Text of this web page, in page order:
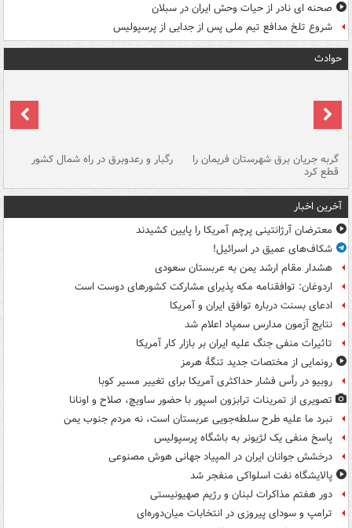
صحنه ای نادر از حیات وحش ایران در سبلان
شروع تلخ مدافع تیم ملی پس از جدایی از پرسپولیس
حوادث
گربه جریان برق شهرستان فریمان را
قطع کرد
رگبار و رعدوبرق در راه شمال کشور
آخرین اخبار
معترضان آرژانتینی پرچم آمریکا را پایین کشیدند
شکاف‌های عمیق در اسرائیل!
هشدار مقام ارشد یمن به عربستان سعودی
اردوغان: توافقنامه مکه پذیرای مشارکت کشورهای دوست است
ادعای بسنت درباره توافق ایران و آمریکا
نتایج آزمون مدارس سمپاد اعلام شد
تاثیرات منفی جنگ علیه ایران بر بازار کار آمریکا
رونمایی از مختصات جدید تنگۀ هرمز
روبیو در رأس فشار حداکثری آمریکا برای تغییر مسیر کوبا
تصویری از تمرینات ترابزون اسپور با حضور ساویچ، صلاح و اونانا
نبرد ما علیه طرح سلطه‌جویی عربستان است، نه مردم جنوب یمن
پاسخ منفی یک لژیونر به باشگاه پرسپولیس
درخشش جوانان ایران در المپیاد جهانی هوش مصنوعی
پالایشگاه نفت اسلواکی منفجر شد
دور هفتم مذاکرات لبنان و رژیم صهیونیستی
ترامپ و سودای پیروزی در انتخابات میان‌دوره‌ای